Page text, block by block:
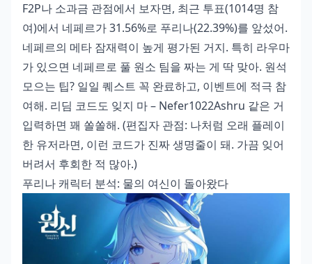
F2P나 소과금 관점에서 보자면, 최근 투표(1014명 참
여)에서 네페르가 31.56%로 푸리나(22.39%)를 앞섰어.
네페르의 메타 잠재력이 높게 평가된 거지. 특히 라우마
가 있으면 네페르로 풀 원소 팀을 짜는 게 딱 맞아. 원석
모으는 팁? 일일 퀘스트 꼭 완료하고, 이벤트에 적극 참
여해. 리딤 코드도 잊지 마 – Nefer1022Ashru 같은 거
입력하면 꽤 쏠쏠해. (편집자 관점: 나처럼 오래 플레이
한 유저라면, 이런 코드가 진짜 생명줄이 돼. 가끔 잊어
버려서 후회한 적 많아.)
푸리나 캐릭터 분석: 물의 여신이 돌아왔다